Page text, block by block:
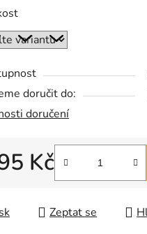
doručit do:
doručení
Kč
Zeptat se